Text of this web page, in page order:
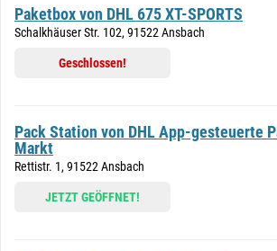
Paketbox von DHL 675 XT-SPORTS
Schalkhäuser Str. 102, 91522 Ansbach
Geschlossen!
Pack Station von DHL App-gesteuerte
Markt
Rettistr. 1, 91522 Ansbach
JETZT GEÖFFNET!